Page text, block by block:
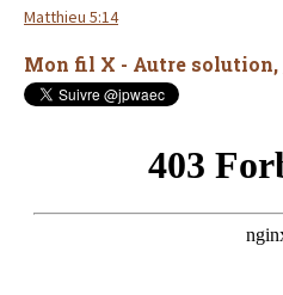
Matthieu 5:14
Mon fil X - Autre solution,